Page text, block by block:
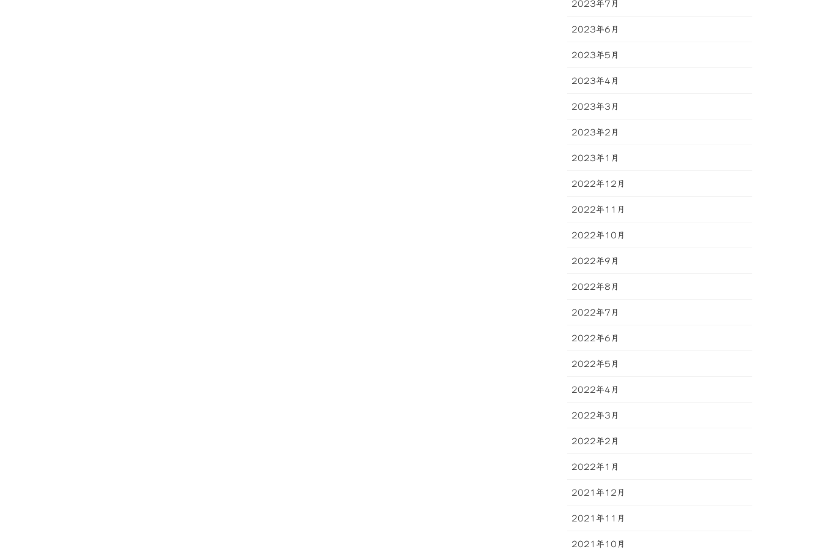
2023年7月
2023年6月
2023年5月
2023年4月
2023年3月
2023年2月
2023年1月
2022年12月
2022年11月
2022年10月
2022年9月
2022年8月
2022年7月
2022年6月
2022年5月
2022年4月
2022年3月
2022年2月
2022年1月
2021年12月
2021年11月
2021年10月